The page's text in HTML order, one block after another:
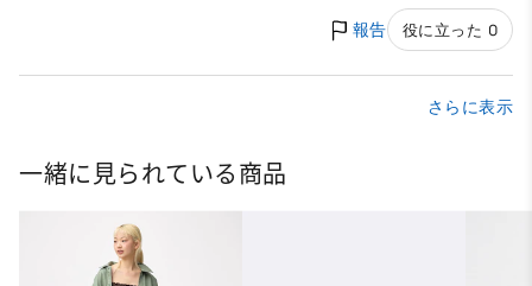
報告 役に立った 0
さらに表示
一緒に見られている商品